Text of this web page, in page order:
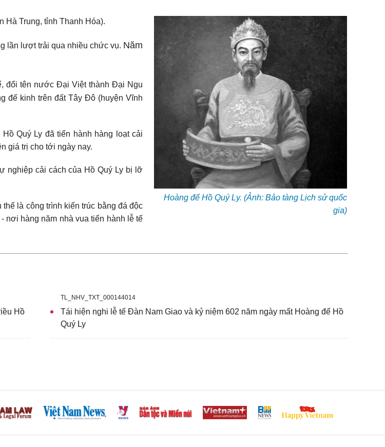
Hoàng đế Hồ Quý Ly. (Ảnh: Bảo tàng Lịch sử quốc
gia)
Hà Trung, tỉnh Thanh Hóa).
lần lượt trải qua nhiều chức vụ. Năm
đổi tên nước Đại Việt thành Đại Ngu
đế kinh trên đất Tây Đô (huyện Vĩnh
Quý Ly đã tiến hành hàng loạt cải
giá trị cho tới ngày nay.
nghiệp cải cách của Hồ Quý Ly bị lỡ
là công trình kiến trúc bằng đá độc
- nơi hàng năm nhà vua tiến hành lễ tế
Hồ
TL_NHV_TXT_000144014
Tái hiện nghi lễ tế Đàn Nam Giao và kỷ niệm 602 năm ngày mất Hoàng đế Hồ
Quý Ly